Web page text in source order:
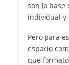
son la base
individual y
Pero para
espacio
que